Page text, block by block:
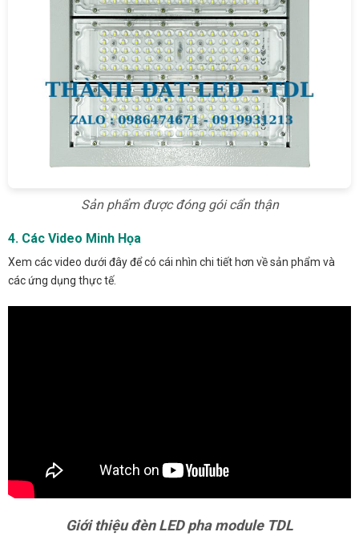
Sản phẩm được đóng gói cẩn thận
4. Các Video Minh Họa
Xem các video dưới đây để có cái nhìn chi tiết hơn về sản phẩm và
các ứng dụng thực tế.
Giới thiệu đèn LED pha module TDL